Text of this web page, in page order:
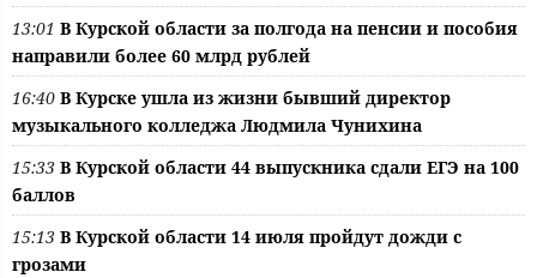
13:01 В Курской области за полгода на пенсии и пособия
направили более 60 млрд рублей
16:40 В Курске ушла из жизни бывший директор
музыкального колледжа Людмила Чунихина
15:33 В Курской области 44 выпускника сдали ЕГЭ на 100
баллов
15:13 В Курской области 14 июля пройдут дожди с
грозами